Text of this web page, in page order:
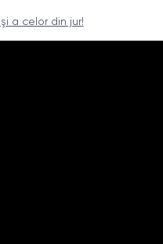
a celor din jur!